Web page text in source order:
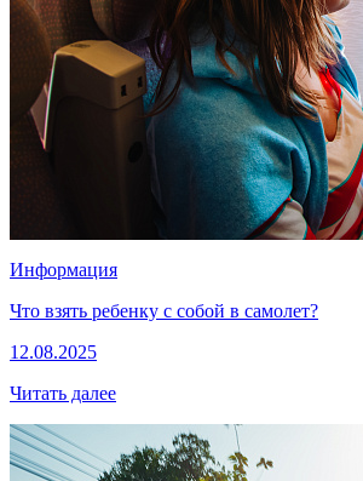
Информация
Что взять ребенку с собой в самолет?
12.08.2025
Читать далее